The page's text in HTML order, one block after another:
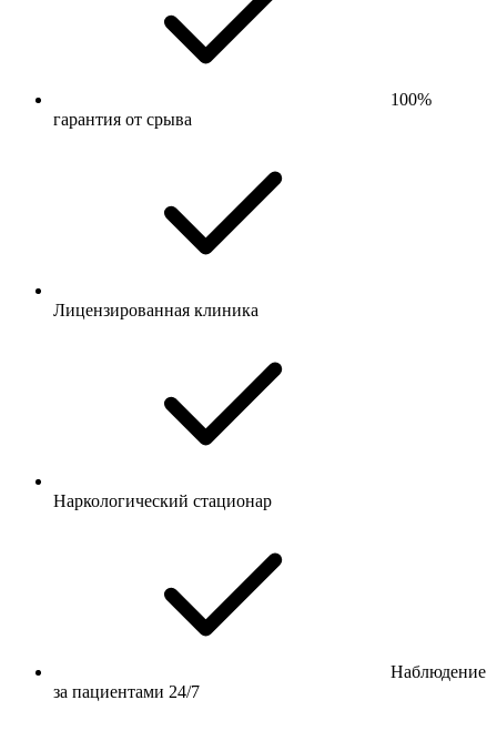
100%
гарантия от срыва
Лицензированная клиника
Наркологический стационар
Наблюдение
за пациентами 24/7